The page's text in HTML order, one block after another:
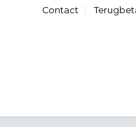
Contact